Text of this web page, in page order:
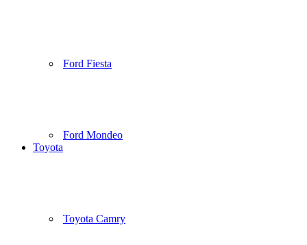
Ford Fiesta
Ford Mondeo
Toyota
Toyota Camry